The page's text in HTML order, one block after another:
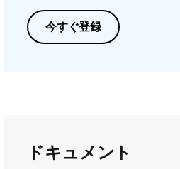
今すぐ登録
ドキュメント